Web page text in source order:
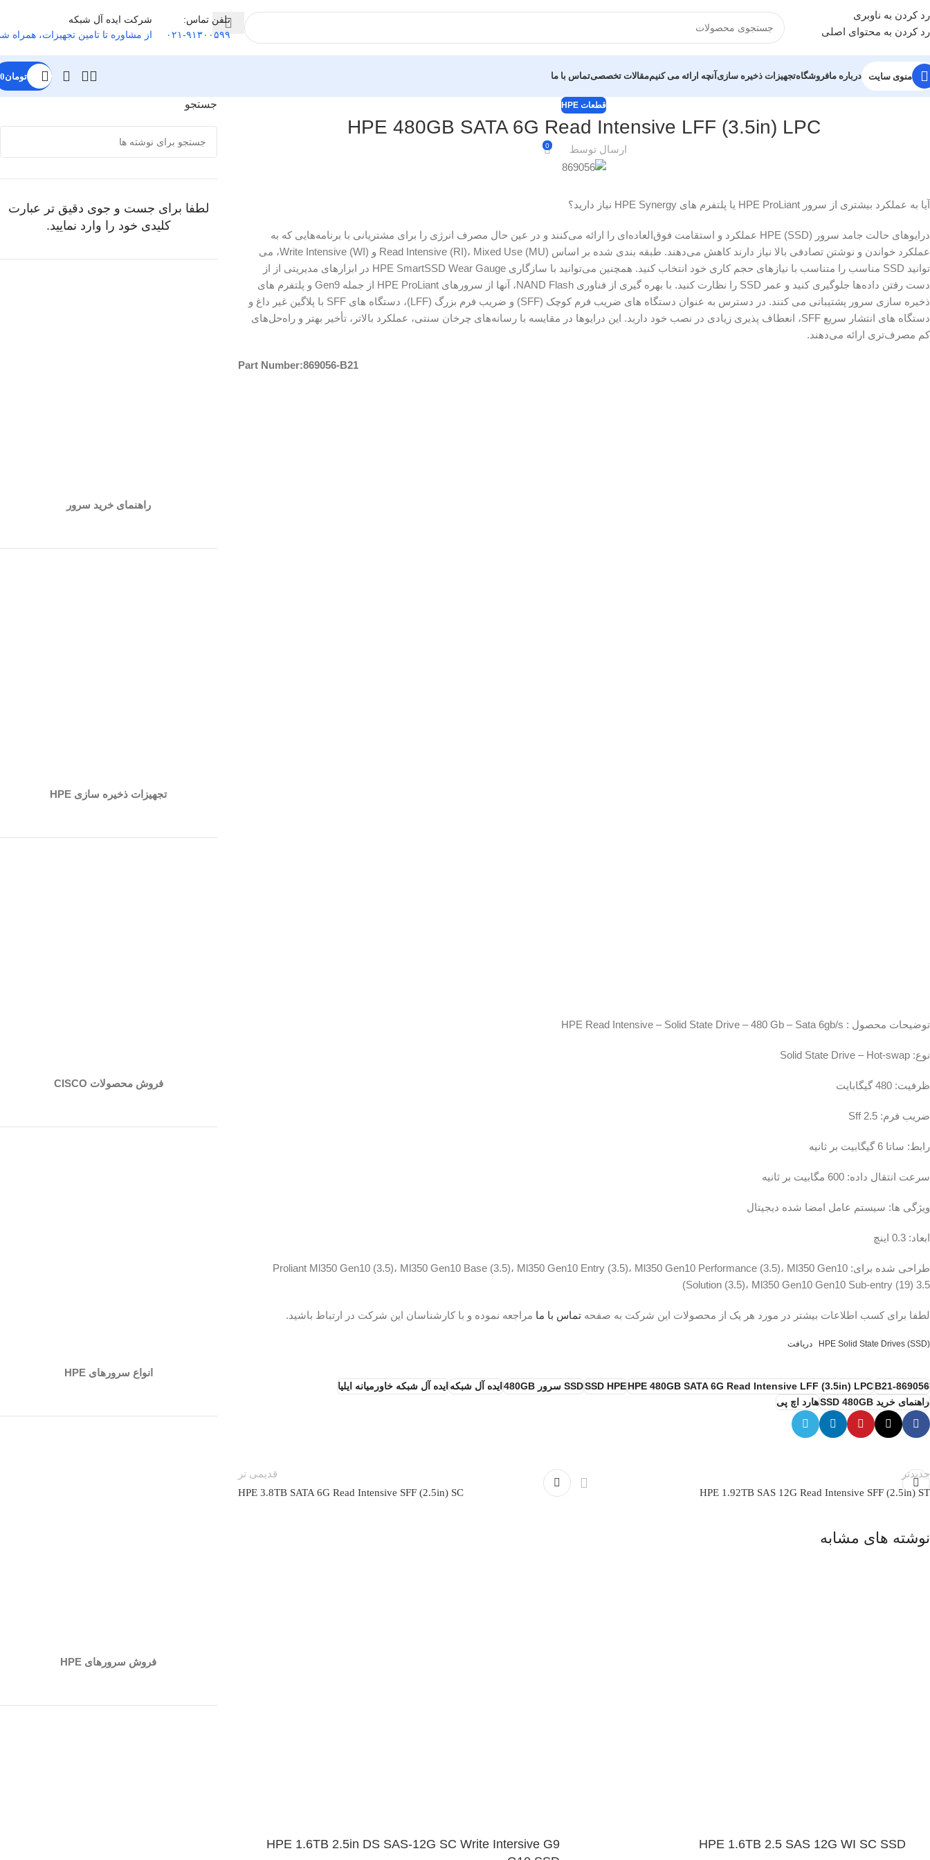
رد کردن به ناوبری
رد کردن به محتوای اصلی
تلفن تماس:
۰۲۱-۹۱۳۰۰۵۹۹
شرکت ایده آل شبکه
از مشاوره تا تامین تجهیزات، همراه
منوی سایت درباره مافروشگاهتجهیزات ذخیره سازی آنچه ارائه می کنیممقالات تخصصیتماس با ما تومان0
قطعات HPE
HPE 480GB SATA 6G Read Intensive LFF (3.5in) LPC
ارسال توسط 0
آیا به عملکرد بیشتری از سرور HPE ProLiant یا پلتفرم های HPE Synergy نیاز دارید؟
درایوهای حالت جامد سرور HPE (SSD) عملکرد و استقامت فوق‌العاده‌ای را ارائه می‌کنند و در عین حال مصرف انرژی را برای مشتریانی با برنامه‌هایی که به
عملکرد خواندن و نوشتن تصادفی بالا نیاز دارند کاهش می‌دهند. طبقه بندی شده بر اساس Read Intensive (RI)، Mixed Use (MU) و Write Intensive (WI)، می
توانید SSD مناسب را متناسب با نیازهای حجم کاری خود انتخاب کنید. همچنین می‌توانید با سازگاری HPE SmartSSD Wear Gauge در ابزارهای مدیریتی از از
دست رفتن داده‌ها جلوگیری کنید و عمر SSD را نظارت کنید. با بهره گیری از فناوری NAND Flash، آنها از سرورهای HPE ProLiant از جمله Gen9 و پلتفرم های
ذخیره سازی سرور پشتیبانی می کنند. در دسترس به عنوان دستگاه های ضریب فرم کوچک (SFF) و ضریب فرم بزرگ (LFF)، دستگاه های SFF با پلاگین غیر داغ و
دستگاه های انتشار سریع SFF، انعطاف پذیری زیادی در نصب خود دارید. این درایوها در مقایسه با رسانه‌های چرخان سنتی، عملکرد بالاتر، تأخیر بهتر و راه‌حل‌های
کم مصرف‌تری ارائه می‌دهند.
Part Number:869056-B21
توضیحات محصول : HPE Read Intensive – Solid State Drive – 480 Gb – Sata 6gb/s
نوع: Solid State Drive – Hot-swap
ظرفیت: 480 گیگابایت
ضریب فرم: 2.5 Sff
رابط: ساتا 6 گیگابیت بر ثانیه
سرعت انتقال داده: 600 مگابیت بر ثانیه
ویژگی ها: سیستم عامل امضا شده دیجیتال
ابعاد: 0.3 اینچ
طراحی شده برای: Proliant Ml350 Gen10 (3.5)، Ml350 Gen10 Base (3.5)، Ml350 Gen10 Entry (3.5)، Ml350 Gen10 Performance (3.5)، Ml350 Gen10
Solution (3.5)، Ml350 Gen10 Gen10 Sub-entry (19) 3.5)
لطفا برای کسب اطلاعات بیشتر در مورد هر یک از محصولات این شرکت به صفحه تماس با ما مراجعه نموده و با کارشناسان این شرکت در ارتباط باشید.
HPE Solid State Drives (SSD) دریافت
869056-B21
HPE 480GB SATA 6G Read Intensive LFF (3.5in) LPC
SSD HPESSD سرور 480GB ایده آل شبکه ایده آل شبکه خاورمیانه ایلیا
راهنمای خرید SSD 480GB
هارد اچ پی
جدیدتر
HPE 1.92TB SAS 12G Read Intensive SFF (2.5in) ST
قدیمی تر
HPE 3.8TB SATA 6G Read Intensive SFF (2.5in) SC
نوشته های مشابه
HPE 1.6TB 2.5 SAS 12G WI SC SSD
HPE 1.6TB 2.5in DS SAS-12G SC Write Intersive G9
جستجو
لطفا برای جست و جوی دقیق تر عبارت
کلیدی خود را وارد نمایید.
راهنمای خرید سرور
تجهیزات ذخیره سازی HPE
فروش محصولات CISCO
انواع سرورهای HPE
فروش سرورهای HPE